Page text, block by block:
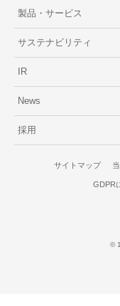
製品・サービス
サステナビリティ
IR
News
採用
サイトマップ
GDPR
©